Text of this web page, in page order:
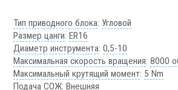
Комплекты УЦИ
Системы СОЖ
Тип приводного блока: Угловой
Размер цанги:ER16
Диаметр инструмента:0,5-10
Максимальная скорость вращения:8000
Максимальный крутящий момент: 5 Nm
Подача СОЖ:Внешняя